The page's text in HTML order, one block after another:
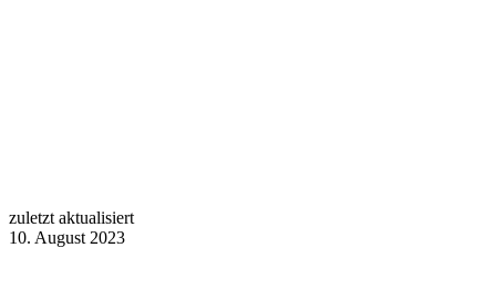
zuletzt aktualisiert
10. August 2023